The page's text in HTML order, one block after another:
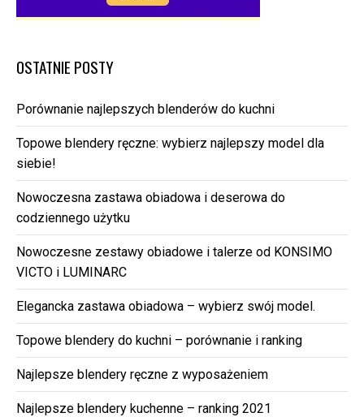
OSTATNIE POSTY
Porównanie najlepszych blenderów do kuchni
Topowe blendery ręczne: wybierz najlepszy model dla
siebie!
Nowoczesna zastawa obiadowa i deserowa do
codziennego użytku
Nowoczesne zestawy obiadowe i talerze od KONSIMO
VICTO i LUMINARC
Elegancka zastawa obiadowa – wybierz swój model.
Topowe blendery do kuchni – porównanie i ranking
Najlepsze blendery ręczne z wyposażeniem
Najlepsze blendery kuchenne – ranking 2021